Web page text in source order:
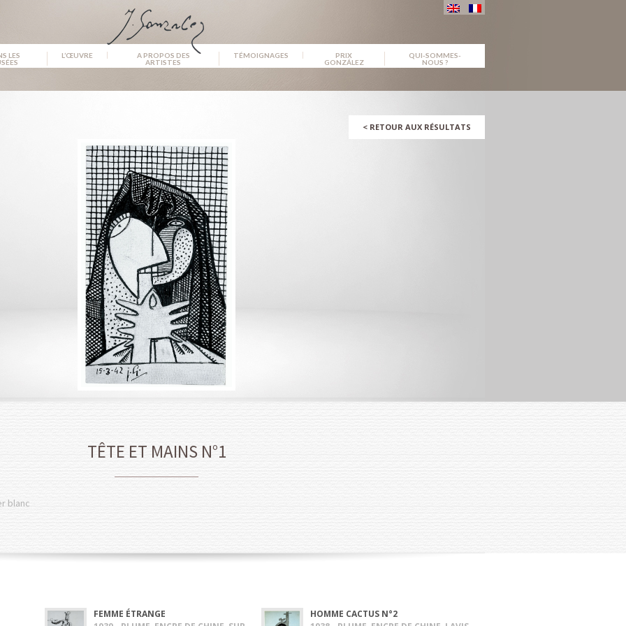
LES
L’ŒUVRE
A PROPOS DES
ARTISTES
TÉMOIGNAGES
PRIX
GONZÁLEZ
QUI-SOMMES-
NOUS ?
< RETOUR AUX RÉSULTATS
TÊTE ET MAINS N°1
blanc
FEMME ÉTRANGE
HOMME CACTUS N°2